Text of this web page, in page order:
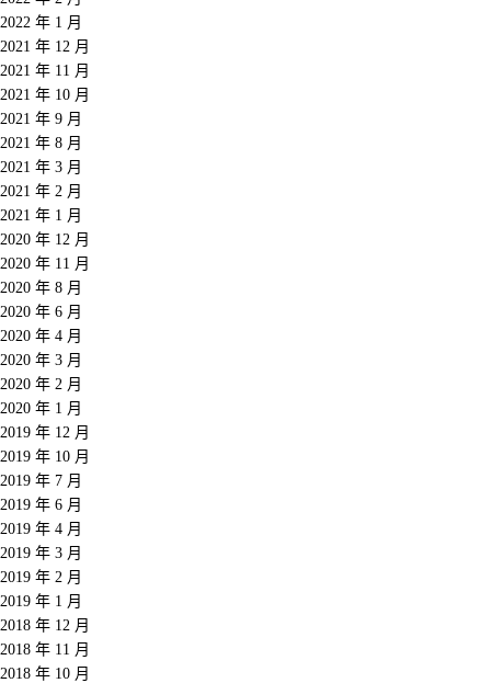
2022 年 1 月
2021 年 12 月
2021 年 11 月
2021 年 10 月
2021 年 9 月
2021 年 8 月
2021 年 3 月
2021 年 2 月
2021 年 1 月
2020 年 12 月
2020 年 11 月
2020 年 8 月
2020 年 6 月
2020 年 4 月
2020 年 3 月
2020 年 2 月
2020 年 1 月
2019 年 12 月
2019 年 10 月
2019 年 7 月
2019 年 6 月
2019 年 4 月
2019 年 3 月
2019 年 2 月
2019 年 1 月
2018 年 12 月
2018 年 11 月
2018 年 10 月